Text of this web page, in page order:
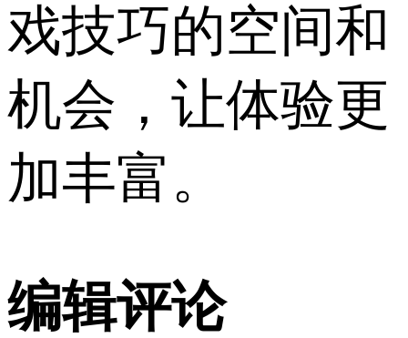
戏技巧的空间和
机会，让体验更
加丰富。
编辑评论